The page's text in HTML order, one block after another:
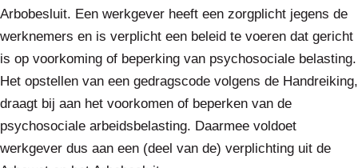
Arbobesluit. Een werkgever heeft een zorgplicht jegens de
werknemers en is verplicht een beleid te voeren dat gericht
is op voorkoming of beperking van psychosociale belasting.
Het opstellen van een gedragscode volgens de Handreiking,
draagt bij aan het voorkomen of beperken van de
psychosociale arbeidsbelasting. Daarmee voldoet
werkgever dus aan een (deel van de) verplichting uit de